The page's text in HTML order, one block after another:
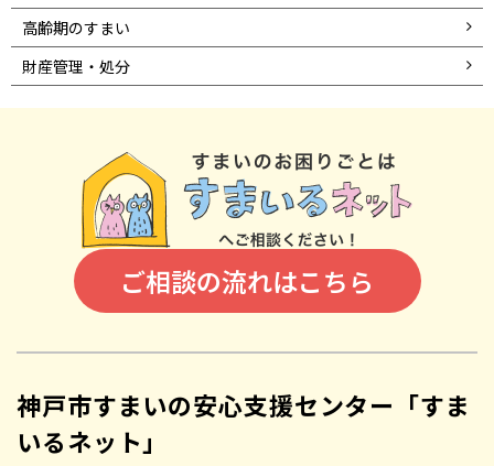
高齢期のすまい
財産管理・処分
ご相談の流れはこちら
神戸市すまいの安心支援センター「すま
いるネット」